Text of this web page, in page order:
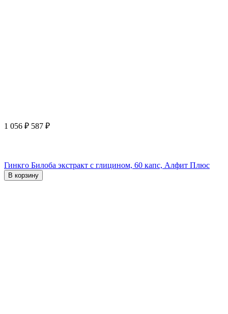
1 056 ₽ 587 ₽
Гинкго Билоба экстракт с глицином, 60 капс, Алфит Плюс
В корзину